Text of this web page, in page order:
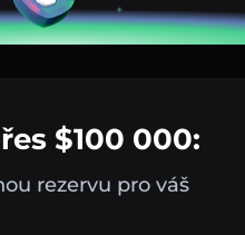
$100 000:
rezervu pro váš